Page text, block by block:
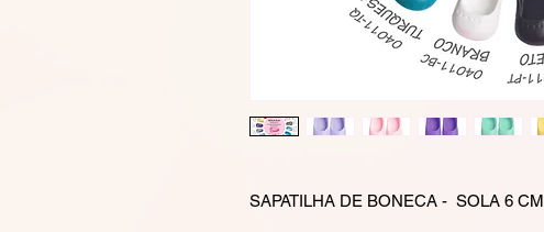
SAPATILHA DE BONECA - SOLA 6 CM